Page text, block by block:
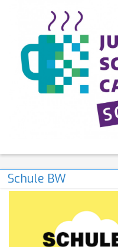
Schule BW